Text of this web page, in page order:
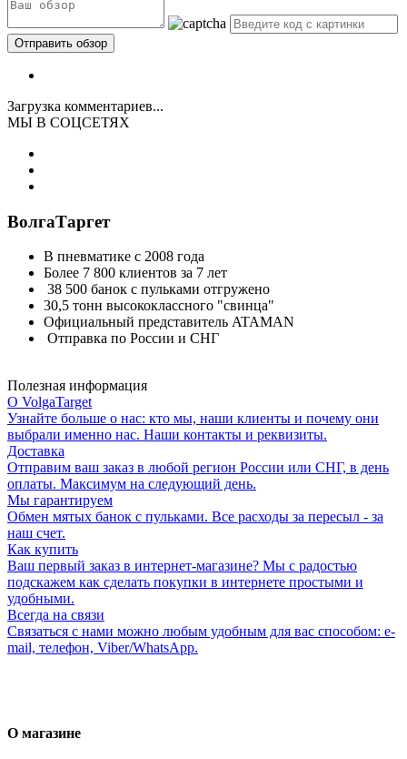
Загрузка комментариев...
МЫ В СОЦСЕТЯХ
ВолгаТаргет
В пневматике с 2008 года
Более 7 800 клиентов за 7 лет
38 500 банок с пульками отгружено
30,5 тонн высококлассного "свинца"
Официальный представитель ATAMAN
Отправка по России и СНГ
Полезная информация
О VolgaTarget
Узнайте больше о нас: кто мы, наши клиенты и почему они
выбрали именно нас. Наши контакты и реквизиты.
Доставка
Отправим ваш заказ в любой регион России или СНГ, в день
оплаты. Максимум на следующий день.
Мы гарантируем
Обмен мятых банок с пульками. Все расходы за пересыл - за
наш счет.
Как купить
Ваш первый заказ в интернет-магазине? Мы с радостью
подскажем как сделать покупки в интернете простыми и
удобными.
Всегда на связи
Связаться с нами можно любым удобным для вас способом: e-
mail, телефон, Viber/WhatsApp.
О магазине